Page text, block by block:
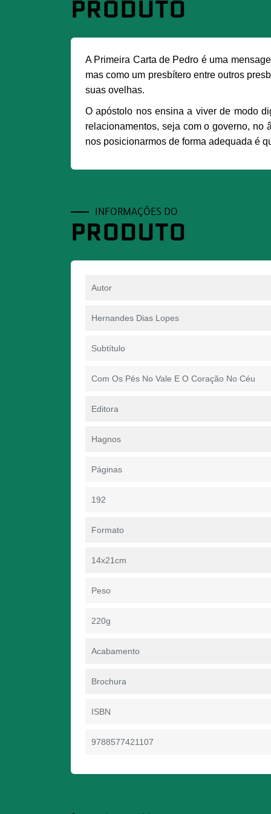
PRODUTO
A Primeira Carta de Pedro é uma
mas como um presbítero entre outros
suas ovelhas.
O apóstolo nos ensina a viver de modo
relacionamentos, seja com o governo, no
nos posicionarmos de forma adequada é
INFORMAÇÕES DO
PRODUTO
Autor
Hernandes Dias Lopes
Subtítulo
Com Os Pés No Vale E O Coração No Céu
Editora
Hagnos
Páginas
192
Formato
14x21cm
Peso
220g
Acabamento
Brochura
ISBN
9788577421107